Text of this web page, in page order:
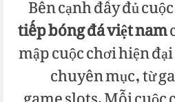
Bên cạnh đầy đủ
tiếp bóng đá việt nam
mập cuộc chơi hiện
chuyên mục, từ